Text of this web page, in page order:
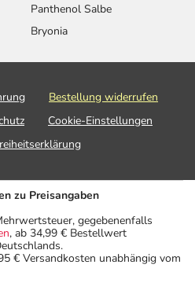
Panthenol Salbe
Bryonia
Bestellung widerrufen
Cookie-Einstellungen
zu Preisangaben
gegebenenfalls
, ab 34,99 € Bestellwert
€ Versandkosten unabhängig vom